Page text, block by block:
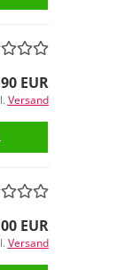
EUR
Versand
EUR
Versand